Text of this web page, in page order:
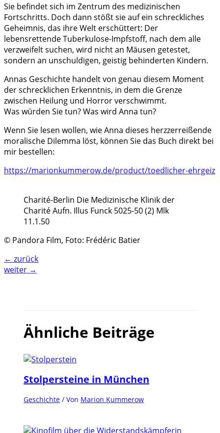
Sie befindet sich im Zentrum des medizinischen
Fortschritts. Doch dann stößt sie auf ein schreckliches
Geheimnis, das ihre Welt erschüttert: Der
lebensrettende Tuberkulose-Impfstoff, nach dem alle
verzweifelt suchen, wird nicht an Mäusen getestet,
sondern an unschuldigen, geistig behinderten Kindern.
Annas Geschichte handelt von genau diesem Moment
der schrecklichen Erkenntnis, in dem die Grenze
zwischen Heilung und Horror verschwimmt.
Was würden Sie tun? Was wird Anna tun?
Wenn Sie lesen wollen, wie Anna dieses herzzerreißende
moralische Dilemma löst, können Sie das Buch direkt bei
mir bestellen:
https://marionkummerow.de/product/toedlicher-ehrgeiz
Charité-Berlin Die Medizinische Klinik der
Charité Aufn. Illus Funck 5025-50 (2) Mlk
11.1.50
© Pandora Film, Foto: Frédéric Batier
← zurück
weiter →
Ähnliche Beiträge
Stolpersteine in München
Geschichte / Von Marion Kummerow